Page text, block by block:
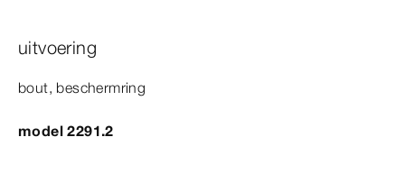
uitvoering
bout, beschermring
model 2291.2